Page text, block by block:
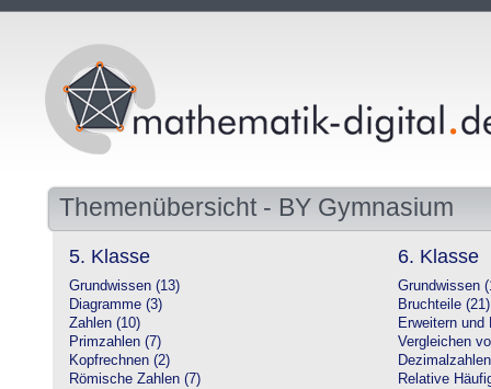
Themenübersicht - BY Gymnasium
5. Klasse
Grundwissen (13)
Diagramme (3)
Zahlen (10)
Primzahlen (7)
Kopfrechnen (2)
Römische Zahlen (7)
6. Klasse
Grundwissen
Bruchteile (21)
Erweitern und
Vergleichen
Relative